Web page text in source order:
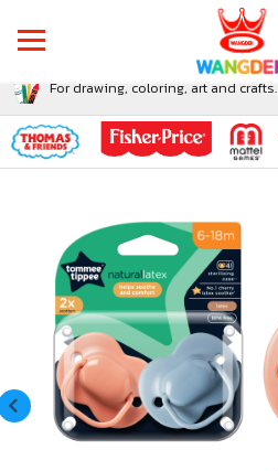
For drawing, coloring, art and crafts.